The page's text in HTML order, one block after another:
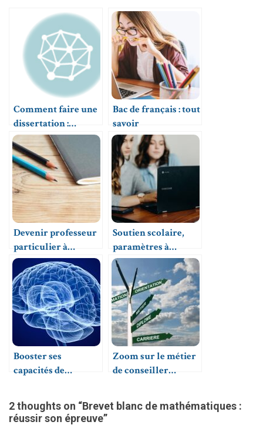
Comment faire une
dissertation :
méthode pas à pas
Bac de français : tout
savoir
Devenir professeur
particulier à
domicile : un métier
à part entière
Soutien scolaire,
paramètres à
considérer
concernant le prix
Booster ses
capacités de
Zoom sur le métier
de conseiller
psychologue
2 thoughts on “Brevet blanc de mathématiques :
réussir son épreuve”